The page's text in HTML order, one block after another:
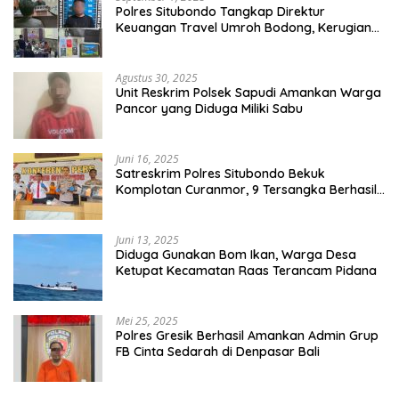
Polres Situbondo Tangkap Direktur
Keuangan Travel Umroh Bodong, Kerugian
Agustus 30, 2025
Unit Reskrim Polsek Sapudi Amankan Warga
Pancor yang Diduga Miliki Sabu
Juni 16, 2025
Satreskrim Polres Situbondo Bekuk
Komplotan Curanmor, 9 Tersangka Berhasil
Juni 13, 2025
Diduga Gunakan Bom Ikan, Warga Desa
Ketupat Kecamatan Raas Terancam Pidana
Mei 25, 2025
Polres Gresik Berhasil Amankan Admin Grup
FB Cinta Sedarah di Denpasar Bali